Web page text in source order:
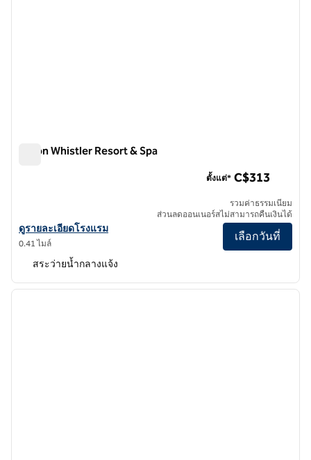
Hilton Whistler Resort & Spa
ดูรายละเอียดโรงแรม Hilton Whistler Resort & Spa
ดูรายละเอียดโรงแรม
0.41 ไมล์
ตั้งแต่* C$313
รวมค่าธรรมเนียม
ส่วนลดออนเนอร์สไม่สามารถคืนเงินได้
เลือกวันที่
สระว่ายน้ำกลางแจ้ง
1 จาก 12
ภาพถั